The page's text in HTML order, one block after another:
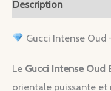
de
Parfum
ml
Description
Gucci Intense
Le Gucci Intense Oud
orientale puissante et